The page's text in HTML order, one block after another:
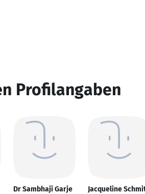
Profilangaben
Dr Sambhaji Garje Jacqueline